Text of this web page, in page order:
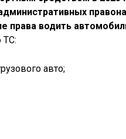
права водить
ТС:
авто;